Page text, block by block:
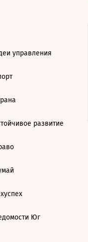
управления
развитие
Юг